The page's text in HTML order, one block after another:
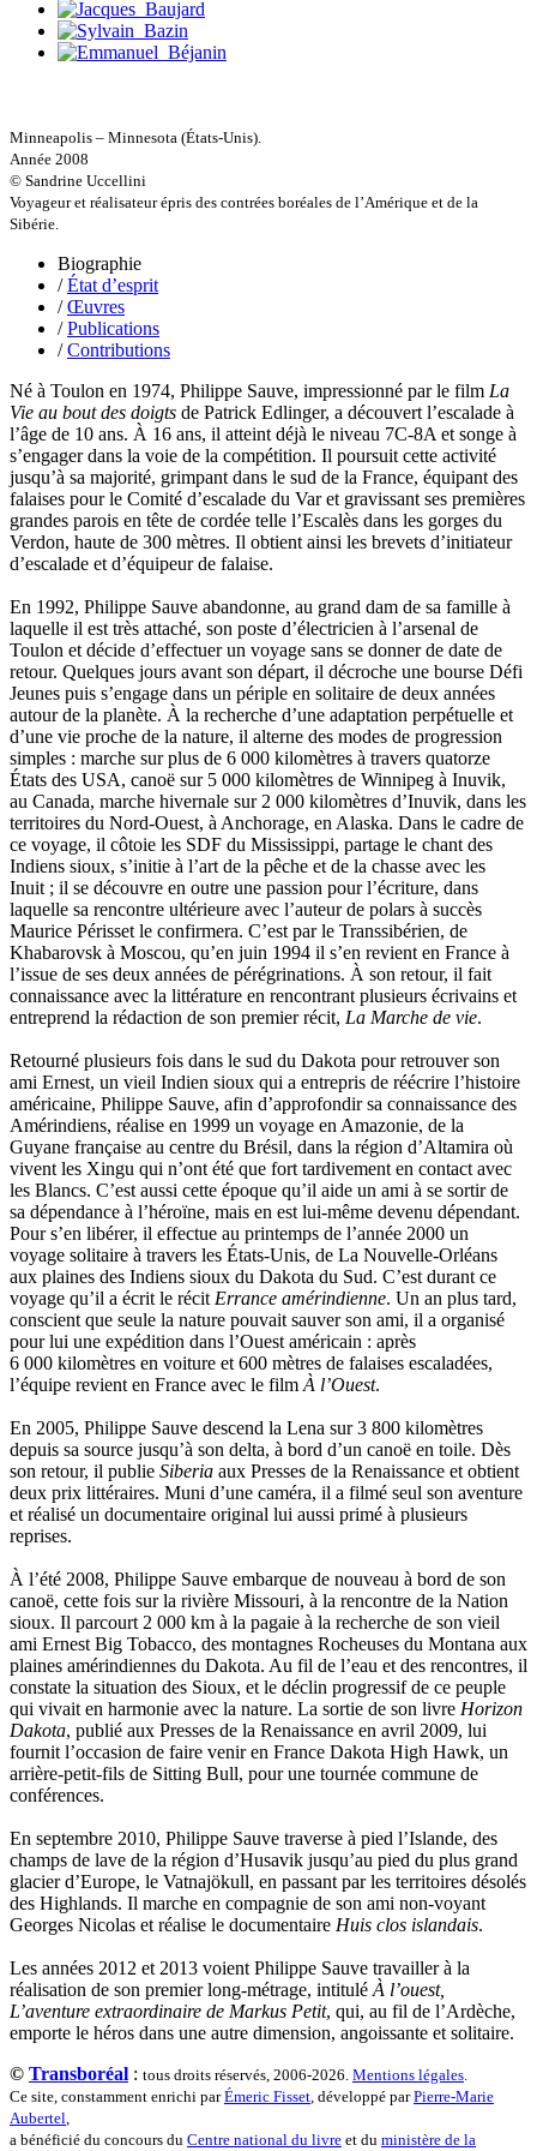
Rizzato Tullio
Rochez Carine
Rondón Analía
Sablé Erik
Saint-Loup
Salon Olivier
Sapin-Defour Cédric
Sattler Alexandre
Sauve Philippe
Shipton Eric
Sibony Julie
Sokpakbaïev Berdibek
Soleilhavoup François
Stuck Hudson
Sylvestre Françoise
Tardieu Marc
Terrisse Marc
Tesson Sylvain
Thevenet Jacqueline
Touboul Marion
Toumanov Vadim
Trouplin Boris
Tuilier Romain
Tulane Fabrice
Tzapoff Antoine
Ujfalvy-Bourdon Marie de
Urbain Jean-Didier
Valéry Philippe
Valentin Jean-Pierre
Valverde Benjamin
Vayron Isabelle
Vayron Xavier
Vera Siphay
Victor Daphné
Victor Paul-Émile
Victor Stéphane
Vignon Vincent
Villemagne François-Xavier de
Weill-Parot Nicolas
Weis Robert
Yger Yves
Zénon Sophie
Minneapolis – Minnesota (États-Unis).
Année 2008
© Sandrine Uccellini
Voyageur et réalisateur épris des contrées boréales de l’Amérique et de la
Sibérie.
Biographie
/État d’esprit
/Œuvres
/Publications
/Contributions
Né à Toulon en 1974, Philippe Sauve, impressionné par le film La
Vie au bout des doigts de Patrick Edlinger, a découvert l’escalade à
l’âge de 10 ans. À 16 ans, il atteint déjà le niveau 7C-8A et songe à
s’engager dans la voie de la compétition. Il poursuit cette activité
jusqu’à sa majorité, grimpant dans le sud de la France, équipant des
falaises pour le Comité d’escalade du Var et gravissant ses premières
grandes parois en tête de cordée telle l’Escalès dans les gorges du
Verdon, haute de 300 mètres. Il obtient ainsi les brevets d’initiateur
d’escalade et d’équipeur de falaise.
En 1992, Philippe Sauve abandonne, au grand dam de sa famille à
laquelle il est très attaché, son poste d’électricien à l’arsenal de
Toulon et décide d’effectuer un voyage sans se donner de date de
retour. Quelques jours avant son départ, il décroche une bourse Défi
Jeunes puis s’engage dans un périple en solitaire de deux années
autour de la planète. À la recherche d’une adaptation perpétuelle et
d’une vie proche de la nature, il alterne des modes de progression
simples : marche sur plus de 6 000 kilomètres à travers quatorze
États des USA, canoë sur 5 000 kilomètres de Winnipeg à Inuvik,
au Canada, marche hivernale sur 2 000 kilomètres d’Inuvik, dans les
territoires du Nord-Ouest, à Anchorage, en Alaska. Dans le cadre de
ce voyage, il côtoie les SDF du Mississippi, partage le chant des
Indiens sioux, s’initie à l’art de la pêche et de la chasse avec les
Inuit ; il se découvre en outre une passion pour l’écriture, dans
laquelle sa rencontre ultérieure avec l’auteur de polars à succès
Maurice Périsset le confirmera. C’est par le Transsibérien, de
Khabarovsk à Moscou, qu’en juin 1994 il s’en revient en France à
l’issue de ses deux années de pérégrinations. À son retour, il fait
connaissance avec la littérature en rencontrant plusieurs écrivains et
entreprend la rédaction de son premier récit, La Marche de vie.
Retourné plusieurs fois dans le sud du Dakota pour retrouver son
ami Ernest, un vieil Indien sioux qui a entrepris de réécrire l’histoire
américaine, Philippe Sauve, afin d’approfondir sa connaissance des
Amérindiens, réalise en 1999 un voyage en Amazonie, de la
Guyane française au centre du Brésil, dans la région d’Altamira où
vivent les Xingu qui n’ont été que fort tardivement en contact avec
les Blancs. C’est aussi cette époque qu’il aide un ami à se sortir de
sa dépendance à l’héroïne, mais en est lui-même devenu dépendant.
Pour s’en libérer, il effectue au printemps de l’année 2000 un
voyage solitaire à travers les États-Unis, de La Nouvelle-Orléans
aux plaines des Indiens sioux du Dakota du Sud. C’est durant ce
voyage qu’il a écrit le récit Errance amérindienne. Un an plus tard,
conscient que seule la nature pouvait sauver son ami, il a organisé
pour lui une expédition dans l’Ouest américain : après
6 000 kilomètres en voiture et 600 mètres de falaises escaladées,
l’équipe revient en France avec le film À l’Ouest.
En 2005, Philippe Sauve descend la Lena sur 3 800 kilomètres
depuis sa source jusqu’à son delta, à bord d’un canoë en toile. Dès
son retour, il publie Siberia aux Presses de la Renaissance et obtient
deux prix littéraires. Muni d’une caméra, il a filmé seul son aventure
et réalisé un documentaire original lui aussi primé à plusieurs
reprises.
À l’été 2008, Philippe Sauve embarque de nouveau à bord de son
canoë, cette fois sur la rivière Missouri, à la rencontre de la Nation
sioux. Il parcourt 2 000 km à la pagaie à la recherche de son vieil
ami Ernest Big Tobacco, des montagnes Rocheuses du Montana aux
plaines amérindiennes du Dakota. Au fil de l’eau et des rencontres, il
constate la situation des Sioux, et le déclin progressif de ce peuple
qui vivait en harmonie avec la nature. La sortie de son livre Horizon
Dakota, publié aux Presses de la Renaissance en avril 2009, lui
fournit l’occasion de faire venir en France Dakota High Hawk, un
arrière-petit-fils de Sitting Bull, pour une tournée commune de
conférences.
En septembre 2010, Philippe Sauve traverse à pied l’Islande, des
champs de lave de la région d’Husavik jusqu’au pied du plus grand
glacier d’Europe, le Vatnajökull, en passant par les territoires désolés
des Highlands. Il marche en compagnie de son ami non-voyant
Georges Nicolas et réalise le documentaire Huis clos islandais.
Les années 2012 et 2013 voient Philippe Sauve travailler à la
réalisation de son premier long-métrage, intitulé À l’ouest,
L’aventure extraordinaire de Markus Petit, qui, au fil de l’Ardèche,
emporte le héros dans une autre dimension, angoissante et solitaire.
© Transboréal : tous droits réservés, 2006-2026. Mentions légales
Ce site, constamment enrichi parÉmeric Fisset , développé parPierre-Marie
Aubertel
a bénéficié du concours du Centre national du livre et du ministère de la